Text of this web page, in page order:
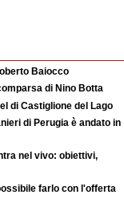
Baiocco
di Nino Botta
di Castiglione del Lago
di Perugia è andato in
nel vivo: obiettivi,
farlo con l'offerta